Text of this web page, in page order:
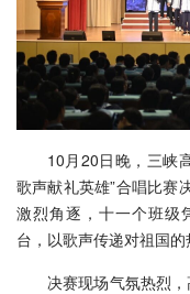
10月20日晚，三峡
歌声献礼英雄”合唱比赛
激烈角逐，十一个班级
台，以歌声传递对祖国的
决赛现场气氛热烈